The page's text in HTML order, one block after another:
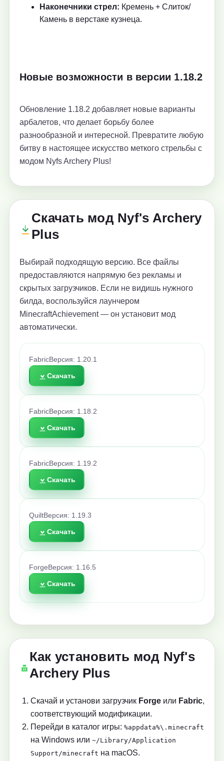
Наконечники стрел: Кремень + Слиток/
Камень в верстаке кузнеца.
Новые возможности в версии 1.18.2
Обновление 1.18.2 добавляет новые варианты
арбалетов, что делает борьбу более
разнообразной и интересной. Превратите любую
битву в настоящее искусство меткого стрельбы с
модом Nyfs Archery Plus!
Скачать мод Nyf's Archery
Plus
Выбирай подходящую версию. Все файлы
предоставляются напрямую без рекламы и
скрытых загрузчиков. Если не видишь нужного
билда, воспользуйся лаунчером
MinecraftAchievement — он установит мод
автоматически.
FabricВерсия: 1.20.1
Скачать
FabricВерсия: 1.18.2
Скачать
FabricВерсия: 1.19.2
Скачать
QuiltВерсия: 1.19.3
Скачать
ForgeВерсия: 1.16.5
Скачать
Как установить мод Nyf's
Archery Plus
Скачай и установи загрузчик Forge или Fabric,
соответствующий модификации.
Перейди в каталог игры: %appdata%\.minecraft
на Windows или ~/Library/Application
Support/minecraft на macOS.